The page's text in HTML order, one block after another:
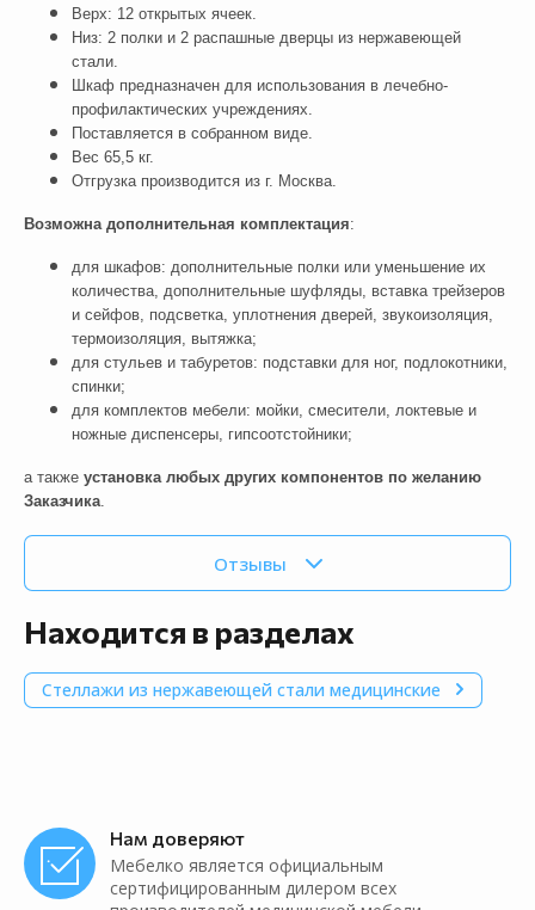
Верх: 12 открытых ячеек.
Низ: 2 полки и 2 распашные дверцы из нержавеющей
стали.
Шкаф предназначен для использования в лечебно-
профилактических учреждениях.
Поставляется в собранном виде.
Вес 65,5 кг.
Отгрузка производится из г. Москва.
Возможна дополнительная комплектация:
для шкафов: дополнительные полки или уменьшение их
количества, дополнительные шуфляды, вставка трейзеров
и сейфов, подсветка, уплотнения дверей, звукоизоляция,
термоизоляция, вытяжка;
для стульев и табуретов: подставки для ног, подлокотники,
спинки;
для комплектов мебели: мойки, смесители, локтевые и
ножные диспенсеры, гипсоотстойники;
а также установка любых других компонентов по желанию
Заказчика.
Отзывы
Находится в разделах
Стеллажи из нержавеющей стали медицинские
Нам доверяют
Мебелко является официальным
сертифицированным дилером всех